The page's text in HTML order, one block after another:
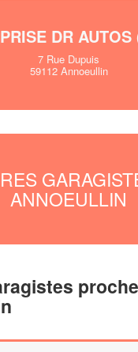
DR
7 Rue Dupuis
59112 Annoeullin
ANNOEULLIN
proche